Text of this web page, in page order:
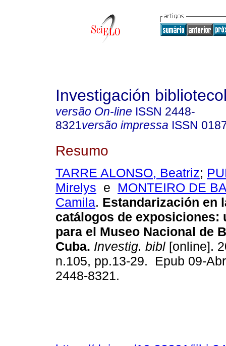
Investigación
versão On-line ISSN 2448-
8321versão impressa ISSN
Resumo
TARRE ALONSO, Beatriz;
Mirelys e MONTEIRO DE
Camila. Estandarización en
catálogos de exposiciones:
para el Museo Nacional de
Cuba. Investig. bibl [online].
n.105, pp.13-29. Epub 09-
2448-8321.